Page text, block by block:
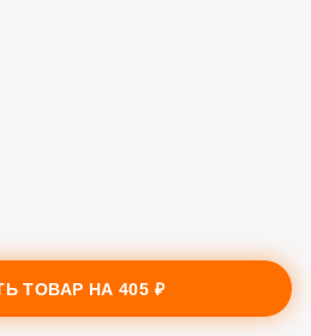
ТОВАР НА405 ₽